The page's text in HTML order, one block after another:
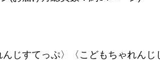
すてっぷ〉〈こどもちゃれんじ